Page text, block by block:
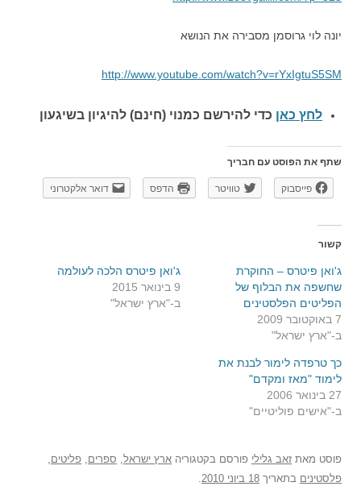
יונה לוי גרוסמן מסבירה את הנושא
http://www.youtube.com/watch?v=rYxIgtuS5SM
לחץ כאן כדי להירשם כמנוי (חינם) להיגיון בשיגעון
שתף את הפוסט עם חבריך
פייסבוק טוויטר הדפס דואר אלקטרוני
קשור
ג'ואן פיטרס – החוקרת
שחשפה את הבלוף של
הפליטים הפלסטינים
7 באוקטובר 2009
ב-"ארץ ישראל"
ג'ואן פיטרס הלכה לעולמה
9 בינואר 2015
ב-"ארץ ישראל"
כך טרפדה לימור לבנת את
לימוד "מאז ומקדם"
27 בינואר 2006
ב-"אישים פוליטיים"
פוסט מאת זאב גלילי פורסם בקטגוריה ארץ ישראל ספרים פליטים
פלסטינים בתאריך 18 ביוני 2010